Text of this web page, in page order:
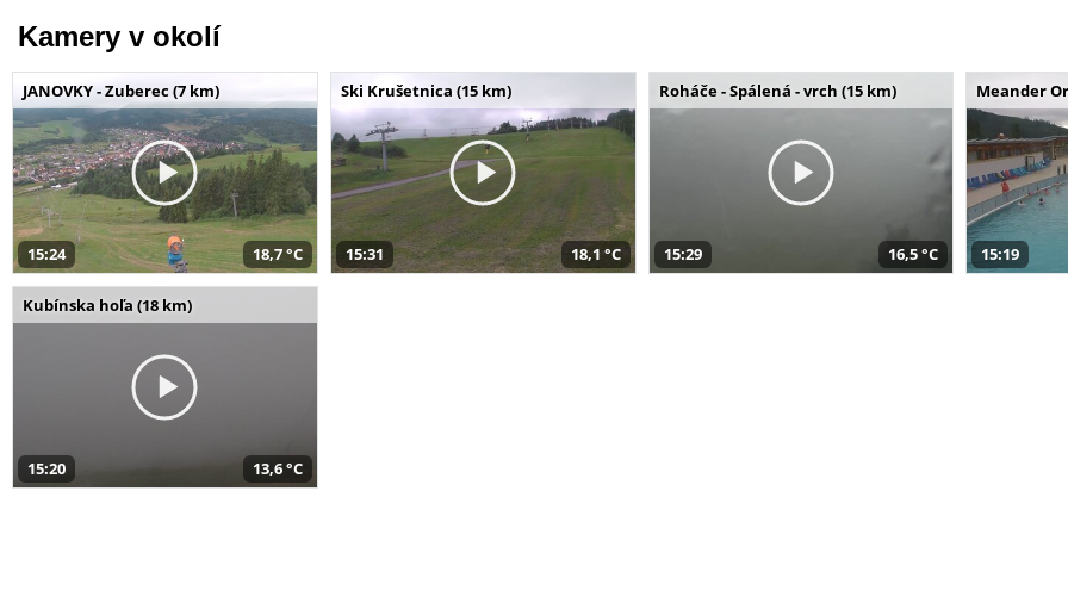
Kamery v okolí
JANOVKY - Zuberec (7 km)
15:24 18,7 °C
Ski Krušetnica (15 km)
15:31 18,1 °C
Roháče - Spálená - vrch (15 km)
15:29 16,5 °C
Meander
15:19
Kubínska hoľa (18 km)
15:20 13,6 °C